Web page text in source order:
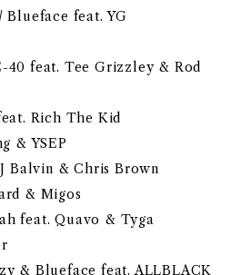
Blueface feat. YG
40 feat. Tee Grizzley & Rod
Rich The Kid
& YSEP
Balvin & Chris Brown
& Migos
feat. Quavo & Tyga
& Blueface feat. ALLBLACK